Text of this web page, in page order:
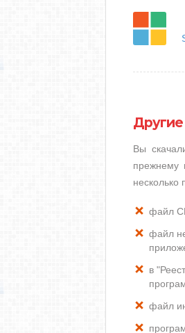
Вы
прежнему
файл
файл
в
файл